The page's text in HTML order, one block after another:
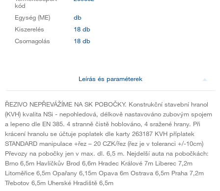
kód
Egység (ME)
db
Kiszerelés
18 db
Csomagolás
18 db
Leírás és paraméterek
ŘEZIVO NEPŘEVÁŽÍME NA SK POBOČKY. Konstrukční stavební hranol
(KVH) kvalita NSi - nepohledová, délkově nastavováno zubovým spojem
a lepeno dle EN 385. 4 stranně čistě hoblováno, 4 sražené hrany. Při
krácení hranolu se účtuje poplatek dle karty 263187 KVH příplatek
STANDARD manipulace +řez – 20 CZK/řez (řez je v toleranci +/-10cm)
Převozy na pobočky jen v max. dl. 6,5 m. Nejdelší auta na pobočkách:
Brno 6,5m Havlíčkův Brod 6,6m Hradec Králové 7m Liberec 7,2m
Litoměřice 6,5m Opařany 6,15m Opava 6m Ostrava 6,5m Praha 7,2m
Třebotov 6,5m Uherské Hradiště 6,5m